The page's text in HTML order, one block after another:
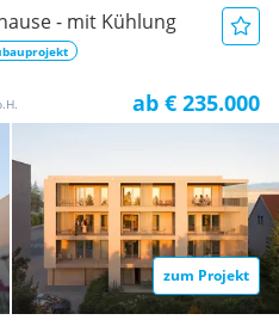
- mit Kühlung
ab € 235.000
zum Projekt